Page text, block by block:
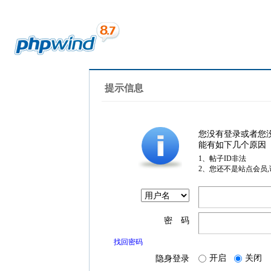
提示信息
您没有登录或者您
能有如下几个原因
1、帖子ID非法
2、您还不是站点会员
密 码
找回密码
隐身登录 开启 关闭